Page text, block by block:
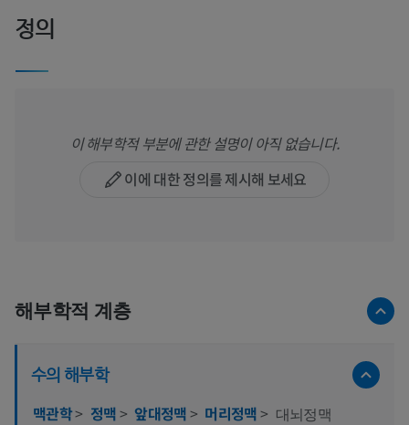
정의
이 해부학적 부분에 관한 설명이 아직 없습니다.
이에 대한 정의를 제시해 보세요
해부학적 계층
수의 해부학
맥관학> 정맥> 앞대정맥> 머리정맥> 대뇌정맥